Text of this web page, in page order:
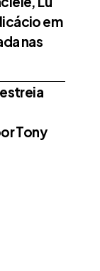
em
nas
Tony